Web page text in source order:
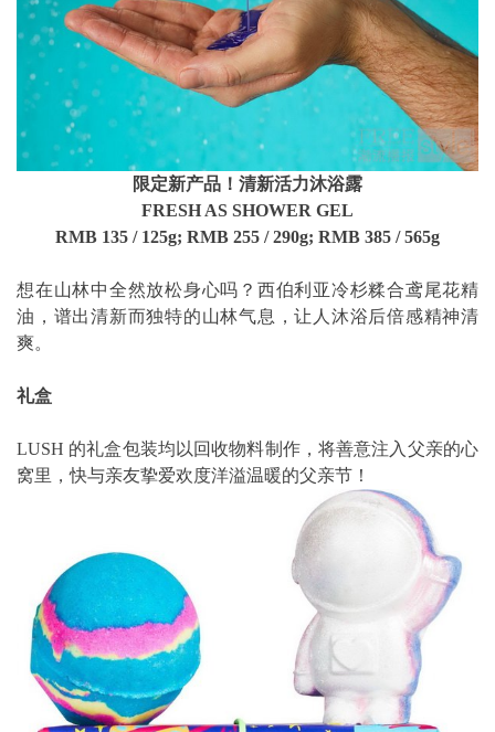
限定新产品！清新活力沐浴露
FRESH AS SHOWER GEL
RMB 135 / 125g; RMB 255 / 290g; RMB 385 / 565g
想在山林中全然放松身心吗？ 西伯利亚冷杉糅合鸢尾花精
油，谱出清新而独特的山林气息，让人沐浴后倍感精神清
爽。
礼盒
LUSH 的礼盒包装均以回收物料制作，将善意注入父亲的心
窝里，快与亲友挚爱欢度洋溢温暖的父亲节！